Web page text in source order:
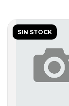
SIN STOCK